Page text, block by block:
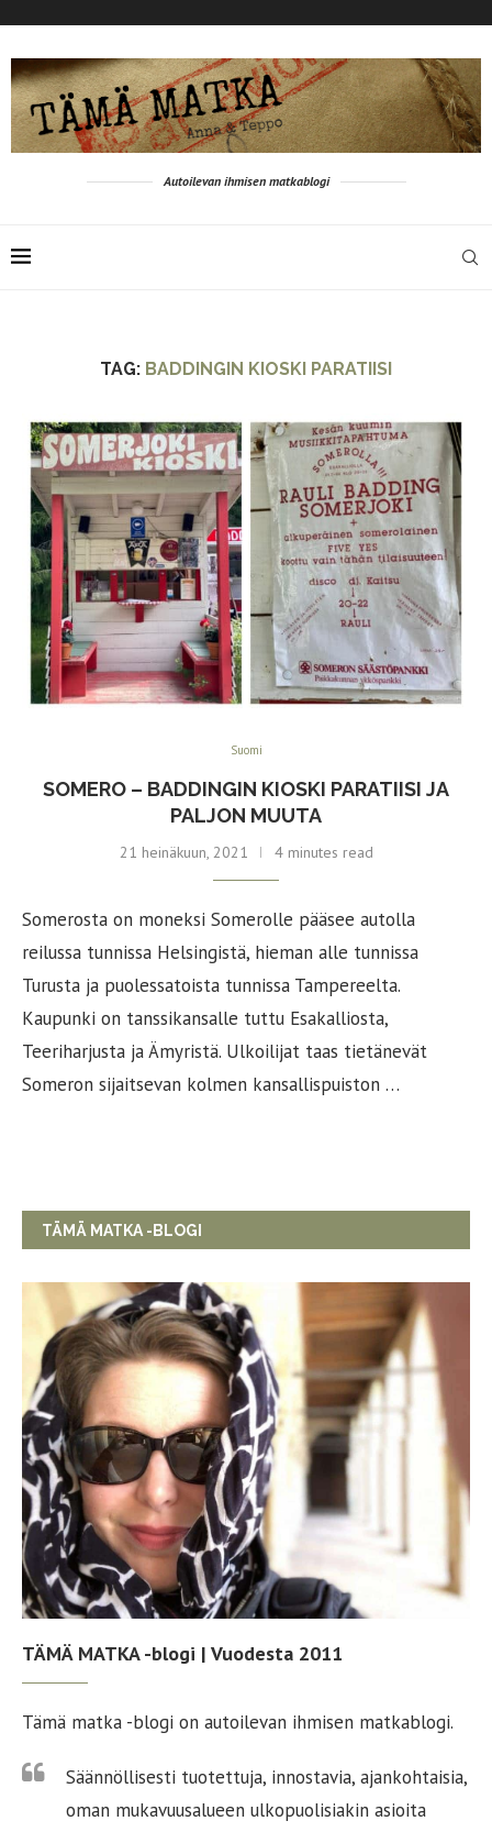
Autoilevan ihmisen matkablogi
TAG: BADDINGIN KIOSKI PARATIISI
Suomi
SOMERO – BADDINGIN KIOSKI PARATIISI JA
PALJON MUUTA
21 heinäkuun, 2021 4 minutes read
Somerosta on moneksi Somerolle pääsee autolla
reilussa tunnissa Helsingistä, hieman alle tunnissa
Turusta ja puolessatoista tunnissa Tampereelta.
Kaupunki on tanssikansalle tuttu Esakalliosta,
Teeriharjusta ja Ämyristä. Ulkoilijat taas tietänevät
Someron sijaitsevan kolmen kansallispuiston …
TÄMÄ MATKA -BLOGI
TÄMÄ MATKA -blogi | Vuodesta 2011
Tämä matka -blogi on autoilevan ihmisen matkablogi.
Säännöllisesti tuotettuja, innostavia, ajankohtaisia,
oman mukavuusalueen ulkopuolisiakin asioita